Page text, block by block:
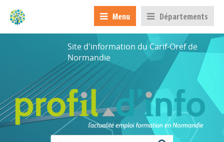
Menu Départements
Site d'information du Carif-Oref de
Normandie
Appels à projets